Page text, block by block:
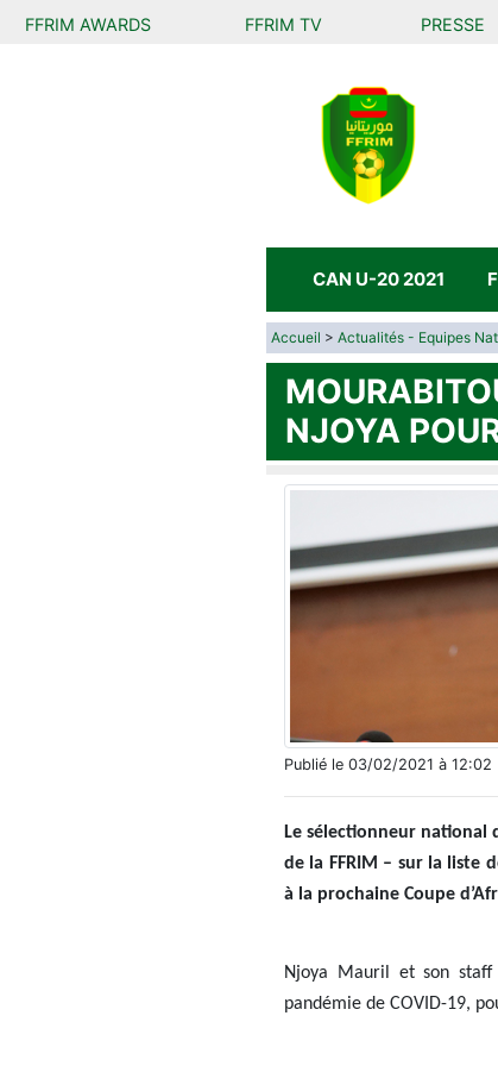
FFRIM AWARDS FFRIM TV PRESSE
CAN U-20 2021
Accueil > Actualités - Equipes
NJOYA
Publié le 03/02/2021 à 12:02
Le sélectionneur national
de la FFRIM – sur la liste
à la prochaine Coupe
Njoya Mauril et son
pandémie de COVID-19,